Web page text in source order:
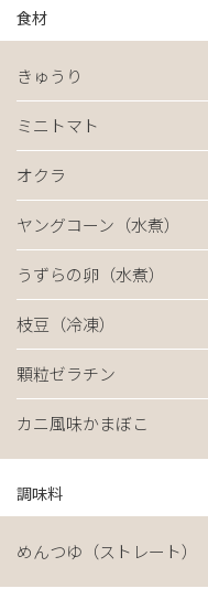
食材
きゅうり
ミニトマト
オクラ
ヤングコーン（水煮）
うずらの卵（水煮）
枝豆（冷凍）
顆粒ゼラチン
カニ風味かまぼこ
調味料
めんつゆ（ストレート）